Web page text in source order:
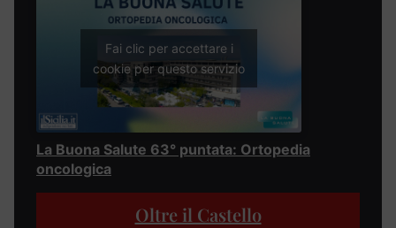
Fai clic per accettare i
cookie per questo servizio
La Buona Salute 63° puntata: Ortopedia
oncologica
Oltre il Castello